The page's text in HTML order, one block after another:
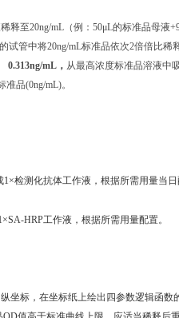
释至20ng/mL（例：50μL的标准品母液
试管中将20ng/mL标准品依次2倍倍比稀
0.313ng/mL， 从最高浓度标准品溶液中
品(0ng/mL)。
检测化抗体工作液，根据所需用量当日
HRP工作液，根据所需用量配置。
坐标，在坐标纸上绘出四参数逻辑函数